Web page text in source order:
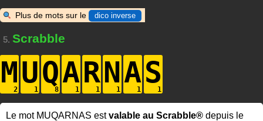
Plus de mots sur le dico inverse
5. Scrabble
MUQARNAS
Le mot MUQARNAS estvalable au Scrabble® depuis le